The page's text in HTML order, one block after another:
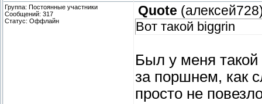
Группа: Постоянные участники
Сообщений: 317
Статус: Оффлайн
Quote (алексей728
Вот такой biggrin
Был у меня такой
за поршнем, как
просто не